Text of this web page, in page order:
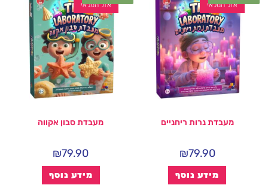
אזל המלאי
מעבדת נרות ריחניים
₪79.90
מידע נוסף
אזל המלאי
מעבדת סבון אקווה
₪79.90
מידע נוסף